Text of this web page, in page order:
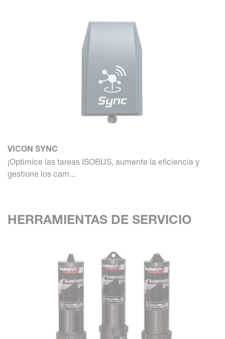
VICON SYNC
¡Optimice las tareas ISOBUS, aumente la eficiencia y
gestione los cam...
HERRAMIENTAS DE SERVICIO